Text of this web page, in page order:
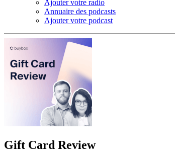
Ajouter votre radio
Annuaire des podcasts
Ajouter votre podcast
Gift Card Review